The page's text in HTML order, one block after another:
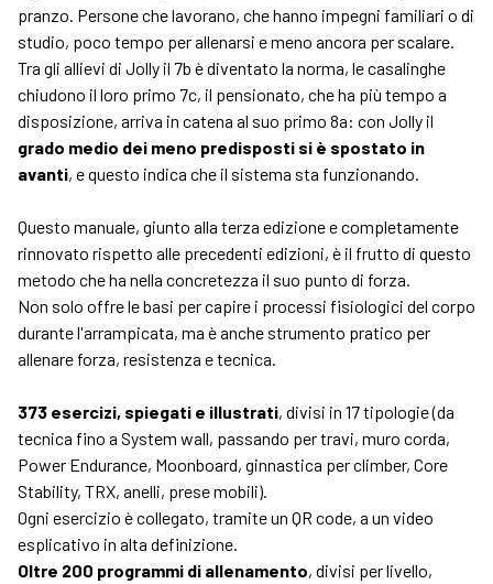
pranzo. Persone che lavorano, che hanno impegni familiari o di
studio, poco tempo per allenarsi e meno ancora per scalare.
Tra gli allievi di Jolly il 7b è diventato la norma, le casalinghe
chiudono il loro primo 7c, il pensionato, che ha più tempo a
disposizione, arriva in catena al suo primo 8a: con Jolly il
grado medio dei meno predisposti si è spostato in
avanti, e questo indica che il sistema sta funzionando.
Questo manuale, giunto alla terza edizione e completamente
rinnovato rispetto alle precedenti edizioni, è il frutto di questo
metodo che ha nella concretezza il suo punto di forza.
Non solo offre le basi per capire i processi fisiologici del corpo
durante l'arrampicata, ma è anche strumento pratico per
allenare forza, resistenza e tecnica.
373 esercizi, spiegati e illustrati, divisi in 17 tipologie (da
tecnica fino a System wall, passando per travi, muro corda,
Power Endurance, Moonboard, ginnastica per climber, Core
Stability, TRX, anelli, prese mobili).
Ogni esercizio è collegato, tramite un QR code, a un video
esplicativo in alta definizione.
Oltre 200 programmi di allenamento, divisi per livello,